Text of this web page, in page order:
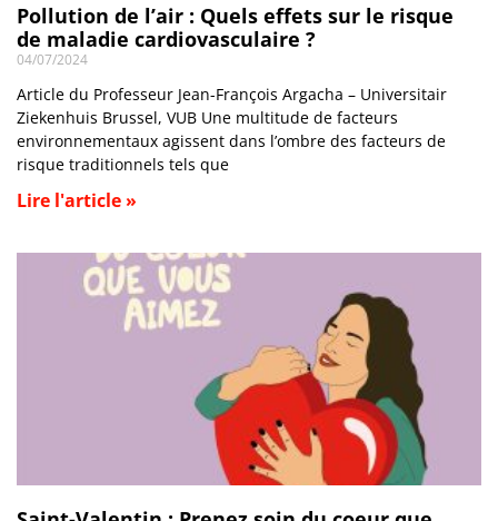
Pollution de l’air : Quels effets sur le risque
de maladie cardiovasculaire ?
04/07/2024
Article du Professeur Jean-François Argacha – Universitair
Ziekenhuis Brussel, VUB Une multitude de facteurs
environnementaux agissent dans l’ombre des facteurs de
risque traditionnels tels que
Lire l'article »